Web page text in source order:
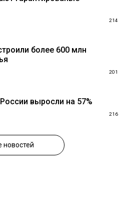
214
более 600 млн
201
выросли на 57%
216
новостей